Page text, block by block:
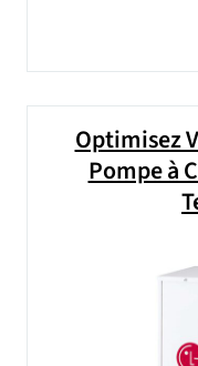
Optimisez
Pompe à